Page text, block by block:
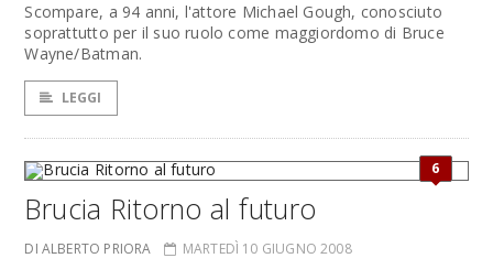
Scompare, a 94 anni, l'attore Michael Gough, conosciuto
soprattutto per il suo ruolo come maggiordomo di Bruce
Wayne/Batman.
LEGGI
6
Brucia Ritorno al futuro
DI ALBERTO PRIORA MARTEDÌ 10 GIUGNO 2008